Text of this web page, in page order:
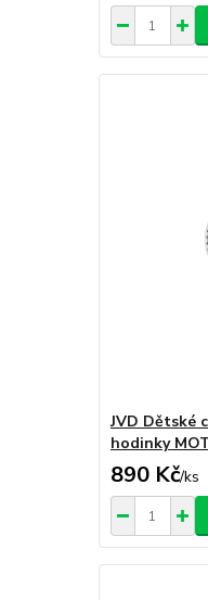
JVD Dětské
hodinky
890 Kč/ks